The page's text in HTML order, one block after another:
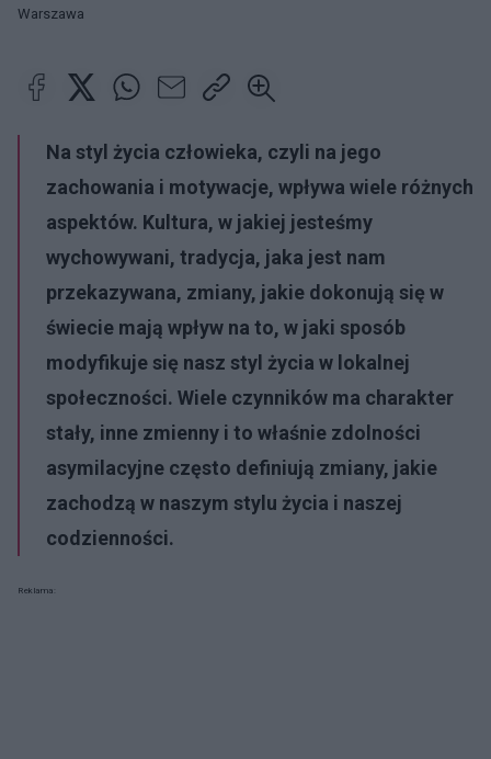
Warszawa
Na styl życia człowieka, czyli na jego
zachowania i motywacje, wpływa wiele różnych
aspektów. Kultura, w jakiej jesteśmy
wychowywani, tradycja, jaka jest nam
przekazywana, zmiany, jakie dokonują się w
świecie mają wpływ na to, w jaki sposób
modyfikuje się nasz styl życia w lokalnej
społeczności. Wiele czynników ma charakter
stały, inne zmienny i to właśnie zdolności
asymilacyjne często definiują zmiany, jakie
zachodzą w naszym stylu życia i naszej
codzienności.
Reklama: